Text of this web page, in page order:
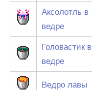
Аксолотль в
ведре
Головастик в
ведре
Ведро лавы